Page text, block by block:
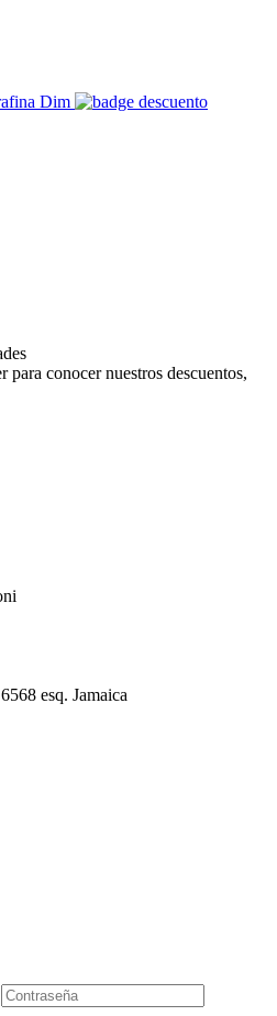
para conocer nuestros descuentos,
esq. Jamaica